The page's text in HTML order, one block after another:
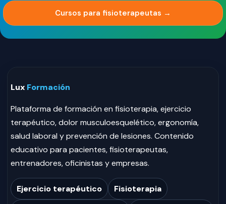
Cursos para fisioterapeutas →
Lux Formación
Plataforma de formación en fisioterapia, ejercicio
terapéutico, dolor musculoesquelético, ergonomía,
salud laboral y prevención de lesiones. Contenido
educativo para pacientes, fisioterapeutas,
entrenadores, oficinistas y empresas.
Ejercicio terapéutico Fisioterapia